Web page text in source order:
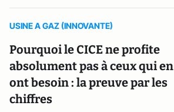
USINE A GAZ (INNOVANTE)
Pourquoi le CICE ne profite
absolument pas à ceux qui en
ont besoin : la preuve par les
chiffres